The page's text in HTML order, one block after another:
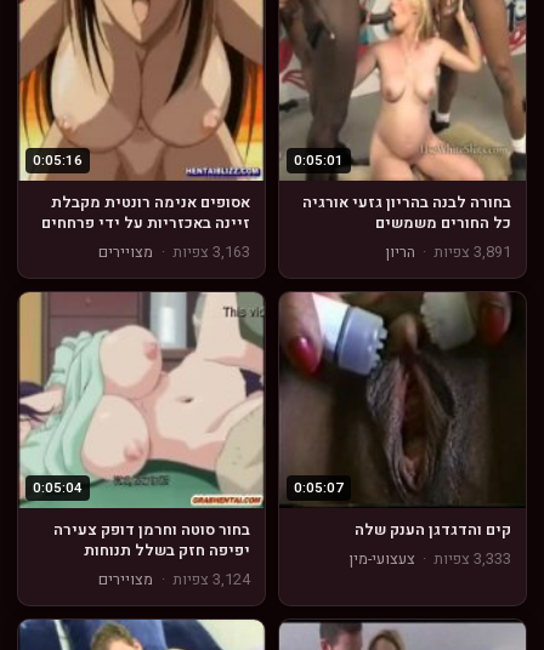
0:05:01
בחורה לבנה בהריון גזעי אורגיה
כל החורים משמשים
3,891 צפיות
· הריון
0:05:16
אסופים אנימה רונטית מקבלת
זיינה באכזריות על ידי פרחחים
מסוימים
3,163 צפיות · מצויירים
0:05:07
קים והדגדגן הענק שלה
3,333 צפיות
· צעצועי-מין
0:05:04
בחור סוטה וחרמן דופק צעירה
יפיפה חזק בשלל תנוחות
3,124 צפיות
· מצויירים